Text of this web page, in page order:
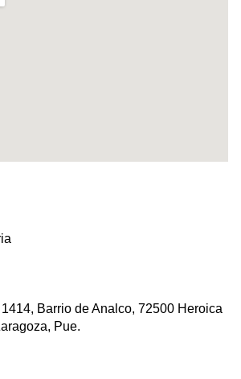
Barrio de Analco, 72500 Heroica
Pue.